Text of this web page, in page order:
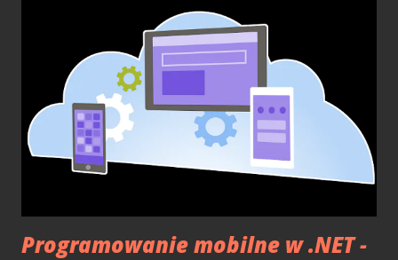
MAUI, które w 2021 roku nie doczekało się premiery,
powodowało ból głowy mobilnych deweloperów .NET.
Mimo, iż w maju 2022 roku MAUI miało oficjalną premierę,
to nadal sytuacja nie jest wcale lepsza. Samo MAUI nie jest
jeszcze narzędziem, które można uznać w 100% gotowe na
to, aby pójść z nim na produkcję. Wiele jeszcze mniejszych
niedoróbek i problemów spędza sen z powiek
wersję finalną, nie jest t...
Programowanie mobilne w .NET -